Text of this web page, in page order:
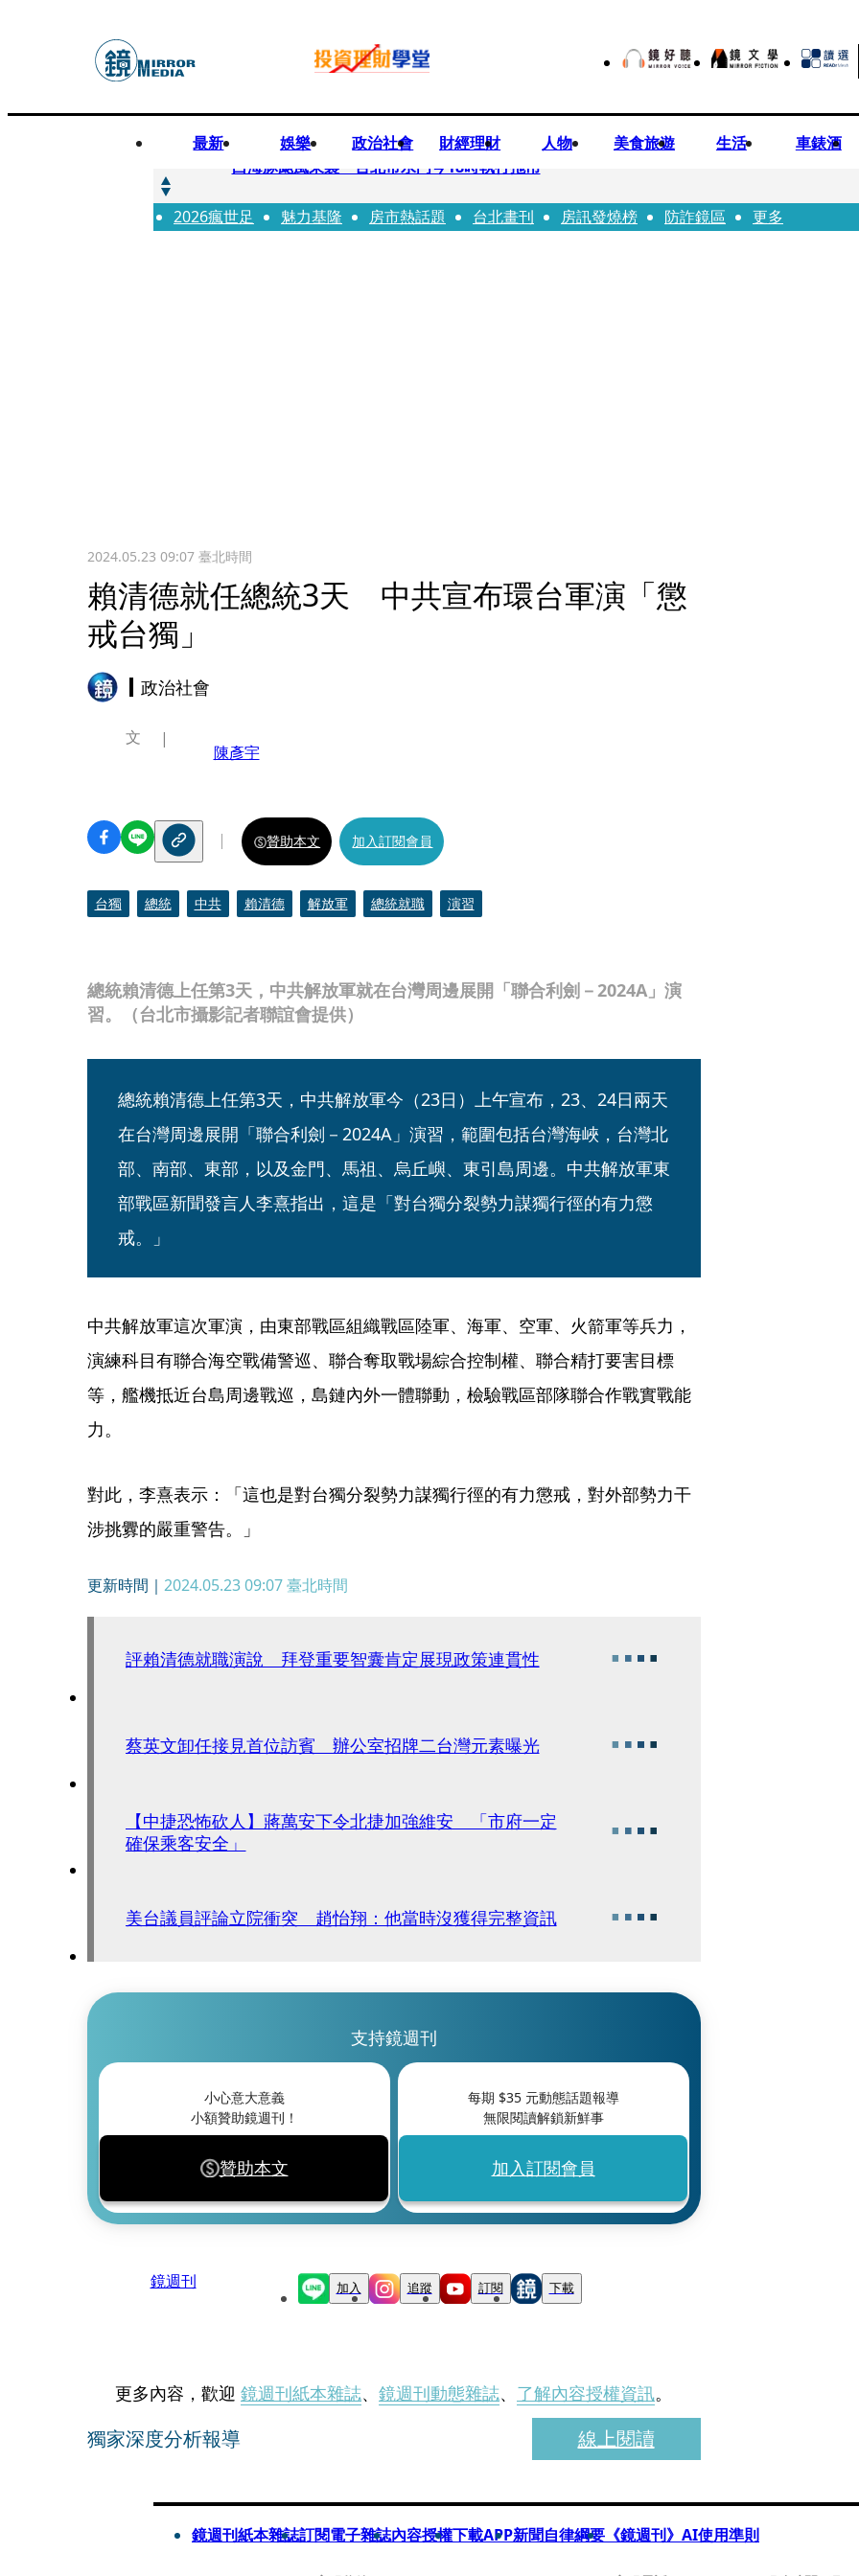
最新 娛樂 政治社會 財經理財 人物 美食旅遊 生活 車錶酒
快訊
白海豚颱風來襲 台北市水門今18時執行拖吊
快訊
AKIRA台北唱到一半突收兒子告白「爸爸I LOVE YOU」 驚喜林志玲同步曝光父親節「披
2026瘋世足 魅力基隆 房市熱話題 台北畫刊 房訊發燒榜 防詐鏡區 更多
2024.05.23 09:07臺北時間
賴清德就任總統3天 中共宣布環台軍演「懲
戒台獨」
政治社會
總統賴清德上任第3天，中共解放軍就在台灣周邊展開「聯合利劍－2024A」演
習。（台北市攝影記者聯誼會提供）
文
陳彥宇
贊助本文 加入訂閱會員
台獨 總統 中共 賴清德 解放軍 總統就職 演習
總統賴清德上任第3天，中共解放軍今（23日）上午宣布，23、24日兩天
在台灣周邊展開「聯合利劍－2024A」演習，範圍包括台灣海峽，台灣北
部、南部、東部，以及金門、馬祖、烏丘嶼、東引島周邊。中共解放軍東
部戰區新聞發言人李熹指出，這是「對台獨分裂勢力謀獨行徑的有力懲
戒。」
中共解放軍這次軍演，由東部戰區組織戰區陸軍、海軍、空軍、火箭軍等兵力，
演練科目有聯合海空戰備警巡、聯合奪取戰場綜合控制權、聯合精打要害目標
等，艦機抵近台島周邊戰巡，島鏈內外一體聯動，檢驗戰區部隊聯合作戰實戰能
力。
對此，李熹表示：「這也是對台獨分裂勢力謀獨行徑的有力懲戒，對外部勢力干
涉挑釁的嚴重警告。」
更新時間｜ 2024.05.23 09:07臺北時間
評賴清德就職演說 拜登重要智囊肯定展現政策連貫性
蔡英文卸任接見首位訪賓 辦公室招牌二台灣元素曝光
【中捷恐怖砍人】蔣萬安下令北捷加強維安 「市府一定
確保乘客安全」
美台議員評論立院衝突 趙怡翔：他當時沒獲得完整資訊
支持鏡週刊
小心意大意義
小額贊助鏡週刊！
贊助本文
每期 $35元動態話題報導
無限閱讀解鎖新鮮事
加入訂閱會員
鏡週刊 加入 追蹤 訂閱 下載
更多內容，歡迎 鏡週刊紙本雜誌、 鏡週刊動態雜誌、 了解內容授權資訊。
獨家深度分析報導 線上閱讀
鏡週刊紙本雜誌訂閱電子雜誌內容授權下載APP新聞自律綱要 《鏡週刊》AI使用準則